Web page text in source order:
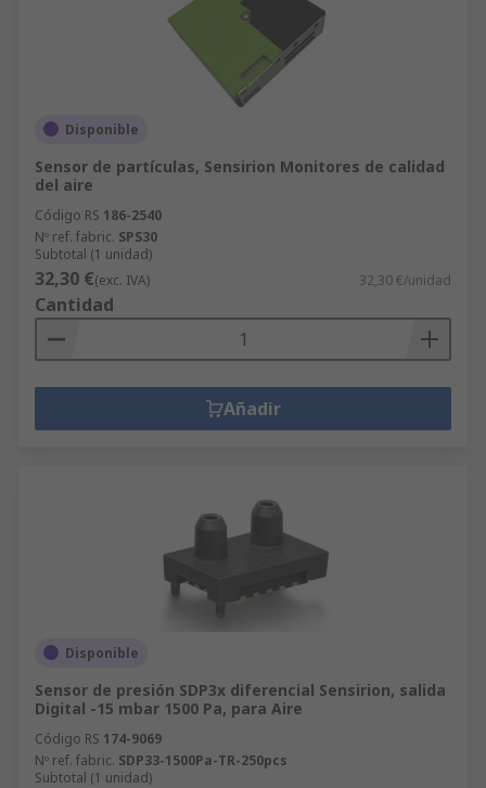
Disponible
Sensor de partículas, Sensirion Monitores de calidad
del aire
Código RS 186-2540
Nº ref. fabric. SPS30
Subtotal (1 unidad)
32,30 €(exc. IVA) 32,30 €/unidad
Cantidad
Añadir
Disponible
Sensor de presión SDP3x diferencial Sensirion, salida
Digital -15 mbar 1500 Pa, para Aire
Código RS 174-9069
Nº ref. fabric. SDP33-1500Pa-TR-250pcs
Subtotal (1 unidad)